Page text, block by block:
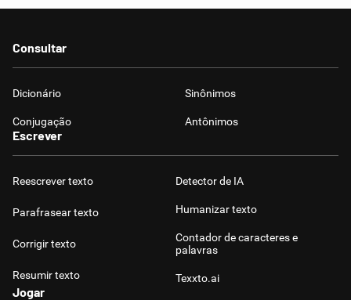
Consultar
Dicionário Sinônimos
Conjugação Antônimos
Escrever
Reescrever texto
Parafrasear texto
Corrigir texto
Resumir texto
Detector de IA
Humanizar texto
Contador de caracteres e
palavras
Texxto.ai
Jogar